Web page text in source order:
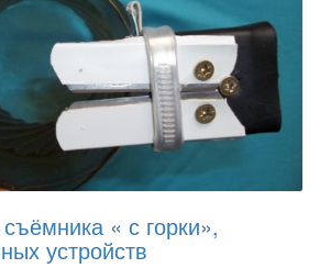
« с горки»,
устройств